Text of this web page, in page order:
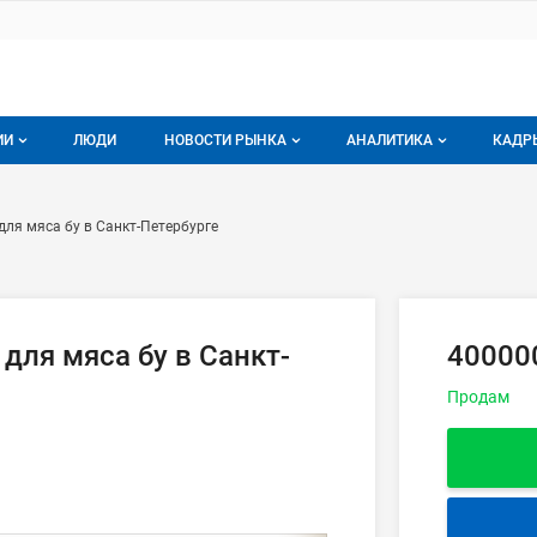
ЛЮДИ НОВОСТИ РЫНКА АНАЛИТИКА
Обзор рынка мяса
машины для мяса бу в
мяса бу в Санкт-Петербурге
мяса бу в Санкт-
Продам